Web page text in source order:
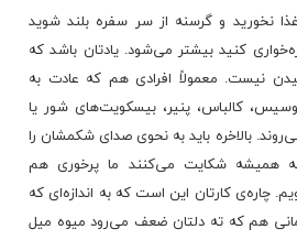
نخورید و گرسنه از سر سفره بلند شوید
کنید بیشتر می‌شود. یادتان باشد که
نیست. معمولاً افرادی هم که عادت به
کالباس، پنیر، بیسکویت‌های شور یا
بالاخره باید به نحوی صدای شکمشان را
همیشه شکایت می‌کنند ما پرخوری هم
چاره‌ی کارتان این است که به اندازه‌ای که
هم که ته دلتان ضعف می‌رود میوه میل